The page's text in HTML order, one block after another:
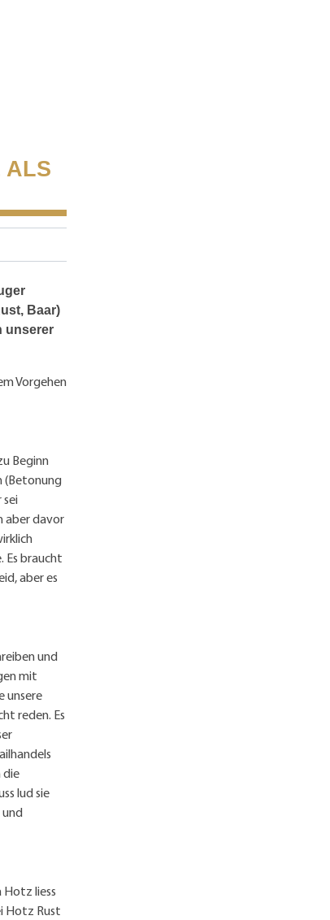
ALS
Baar)
unserer
Vorgehen
Beginn
(Betonung
aber davor
Es braucht
aber es
und
mit
unsere
reden. Es
die
lud sie
und
Hotz liess
Hotz Rust